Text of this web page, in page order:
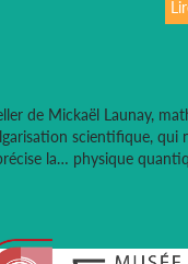
de Mickaël Launay,
scientifique, qui
la… physique